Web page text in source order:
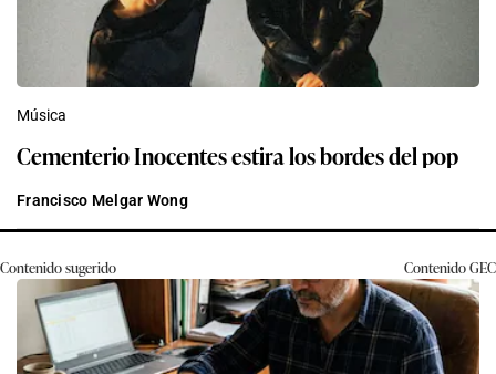
Música
Cementerio Inocentes estira los bordes del pop
Francisco Melgar Wong
Contenido sugerido ContenidoGEC